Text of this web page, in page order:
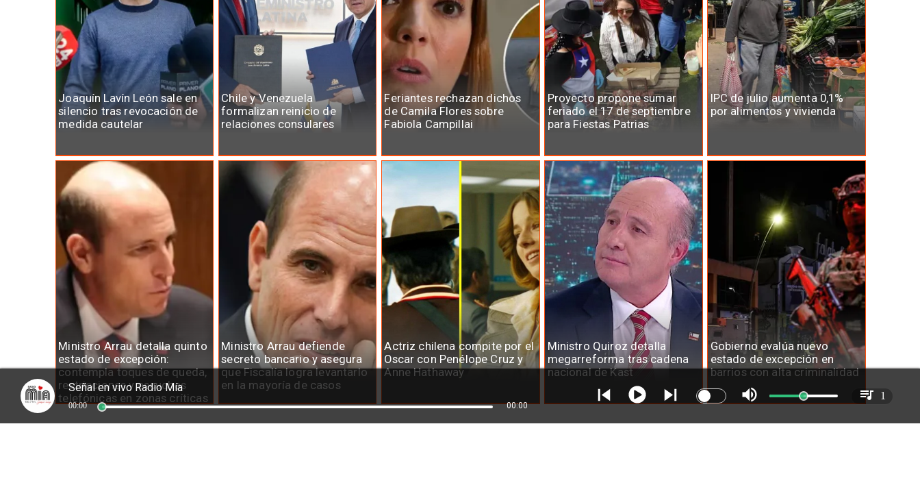
Joaquín Lavín León sale en
silencio tras revocación de
medida cautelar
Chile y Venezuela
formalizan reinicio de
relaciones consulares
Feriantes rechazan dichos
de Camila Flores sobre
Fabiola Campillai
Proyecto propone sumar
feriado el 17 de septiembre
para Fiestas Patrias
IPC de julio aumenta 0,1%
por alimentos y vivienda
Ministro Arrau detalla quinto
estado de excepción:
contempla toques de queda,
restricciones y escuchas
telefónicas en zonas críticas
Ministro Arrau defiende
secreto bancario y asegura
que Fiscalía logra levantarlo
en la mayoría de casos
Actriz chilena compite por el
Oscar con Penélope Cruz y
Anne Hathaway
Ministro Quiroz detalla
megarreforma tras cadena
nacional de Kast
Gobierno evalúa nuevo
estado de excepción en
barrios con alta criminalidad
Señal en vivo Radio Mía
00:00 00:00
1